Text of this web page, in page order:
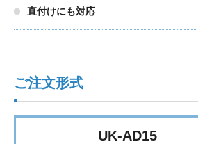
直付けにも対応
ご注文形式
UK-AD15